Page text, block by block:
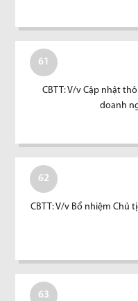
61
CBTT: V/v Cập nhật
doanh
62
CBTT: V/v Bổ nhiệm Chủ
63